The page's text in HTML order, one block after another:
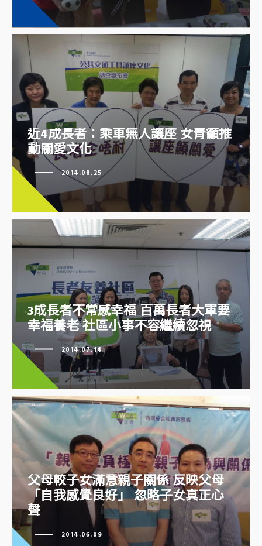
近4成長者：乘車無人讓座 女青籲
推動關愛文化
近4成長者：乘車無人讓座 女青籲推
動關愛文化
2014.08.25
3成長者不常感幸福 百萬長者大軍
要幸福養老 社區小事不容繼續忽
視
3成長者不常感幸福 百萬長者大軍要
幸福養老 社區小事不容繼續忽視
2014.07.14
父母較子女滿意親子關係 反映父
母「自我感覺良好」 忽略子女真
正心聲
父母較子女滿意親子關係 反映父母
「自我感覺良好」 忽略子女真正心
聲
2014.06.09